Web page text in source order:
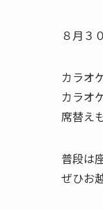
８月３
カラオ
カラオ
席替え
普段は
ぜひお